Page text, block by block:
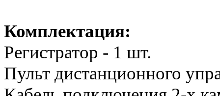
Комплектация:
Регистратор - 1 шт.
Пульт дистанционного